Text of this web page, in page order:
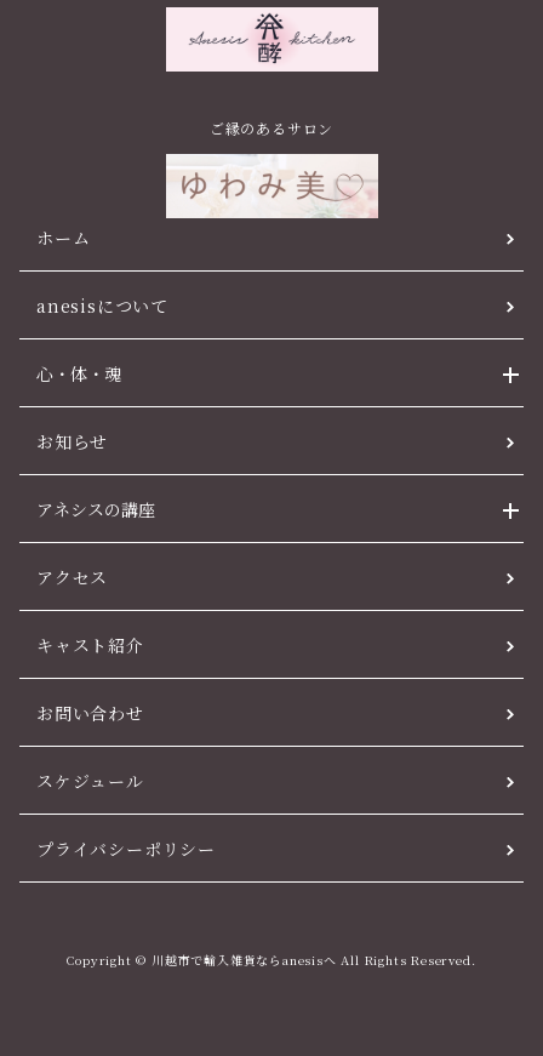
ご縁のあるサロン
ホーム
anesisについて
心・体・魂
お知らせ
アネシスの講座
アクセス
キャスト紹介
お問い合わせ
スケジュール
プライバシーポリシー
Copyright © 川越市で輸入雑貨ならanesisへ All Rights Reserved.